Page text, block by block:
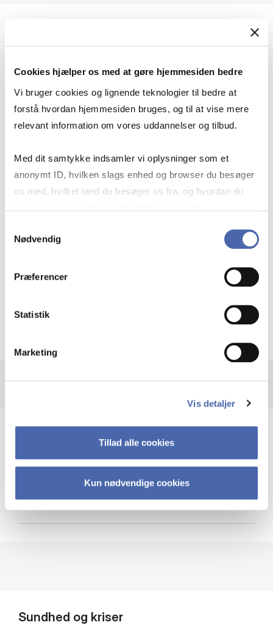
Cookies hjælper os med at gøre hjemmesiden bedre
Vi bruger cookies og lignende teknologier til bedre at
forstå hvordan hjemmesiden bruges, og til at vise mere
relevant information om vores uddannelser og tilbud.
Med dit samtykke indsamler vi oplysninger som et
anonymt ID, hvilken slags enhed og browser du besøger
os med, hvilket land du besøger os fra, og hvordan du
markedsføring. Du bestemmer selv - og kan altid trække
Nødvendig
Præferencer
Statistik
Marketing
Vis detaljer
Tillad alle cookies
Kun nødvendige cookies
Geopolitik og businesssikkerhed
navigerer man som virksomhed?
Krigen i Ukraine
Cybersikkerhed
Sundhed og kriser